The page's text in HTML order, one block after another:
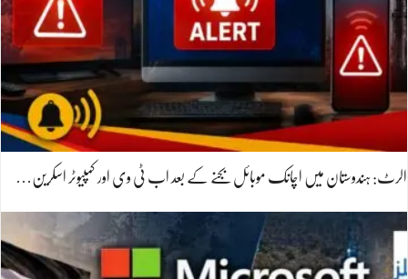
الرٹ: ہندوستان میں اچانک موبائل بجنے کے بعد اب ٹی وی اور کمپیوٹر اسکرین…